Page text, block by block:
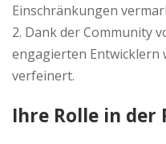
Einschränkungen
Dank der Community
engagierten Entwicklern
verfeinert.
Ihre Rolle in der